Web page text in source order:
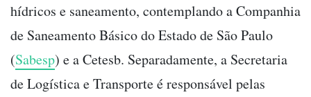
hídricos e saneamento, contemplando a Companhia
de Saneamento Básico do Estado de São Paulo
(Sabesp) e a Cetesb. Separadamente, a Secretaria
de Logística e Transporte é responsável pelas